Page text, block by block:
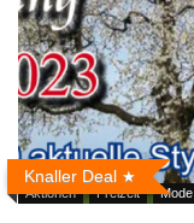
Knaller Deal
Aktionen Freizeit Mode